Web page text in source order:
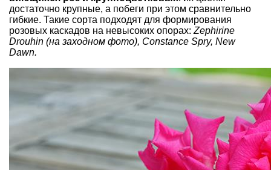
достаточно крупные, а побеги при этом сравнительно
гибкие. Такие сорта подходят для формирования
розовых каскадов на невысоких опорах: Zephirine
Drouhin (на заходном фото), Constance Spry, New
Dawn.